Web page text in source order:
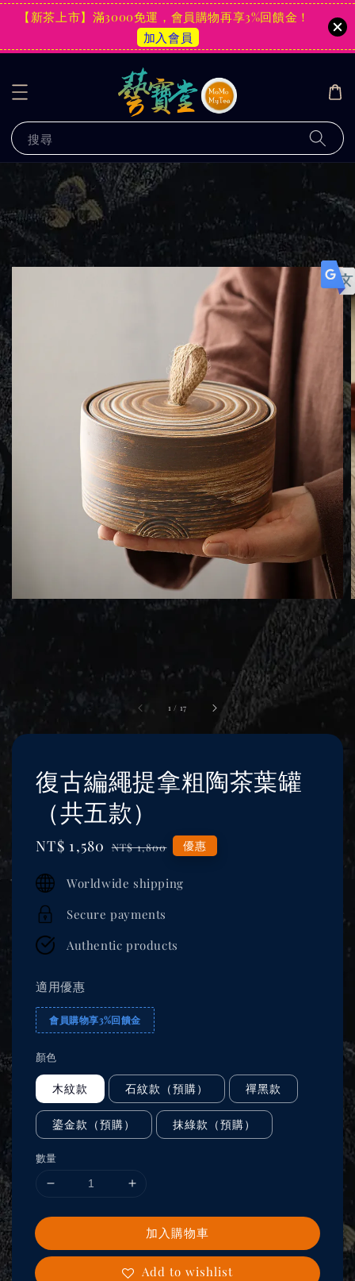
【新茶上市】滿3000免運，會員購物再享3%回饋金！
加入會員
搜尋
1 / 17
復古編繩提拿粗陶茶葉罐
（共五款）
Sale
NT$ 1,580 Regular
NT$ 1,800 優惠
Worldwide shipping
Secure payments
Authentic products
適用優惠
會員購物享3%回饋金
顏色
木紋款 石紋款（預購） 禪黑款
鎏金款（預購） 抹綠款（預購）
數量
加入購物車
Add to wishlist